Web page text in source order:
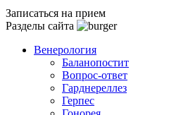
Записаться на прием
Разделы сайта
Венерология
Баланопостит
Вопрос-ответ
Гарднереллез
Герпес